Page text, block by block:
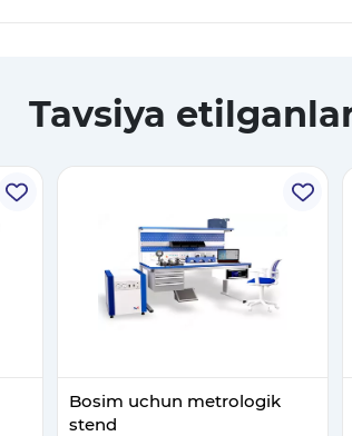
Tavsiya
Bosim uchun metrologik
stend